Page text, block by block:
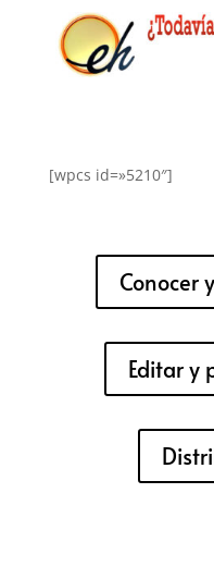
[wpcs id=»5210″]
Conocer
Editar y